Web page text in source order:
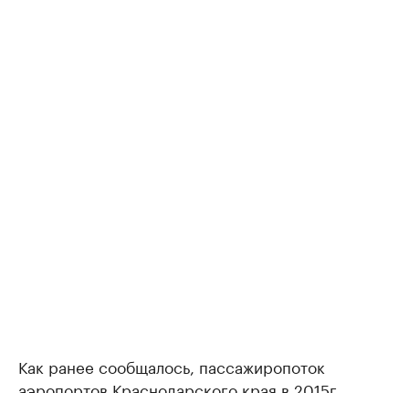
Как ранее сообщалось, пассажиропоток